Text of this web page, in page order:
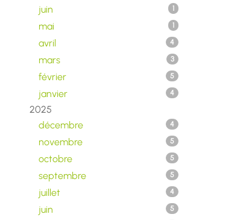
juin 1
mai 1
avril 4
mars 3
février 5
janvier 4
2025
décembre
4
novembre 5
octobre 5
septembre 5
juillet 4
juin 5